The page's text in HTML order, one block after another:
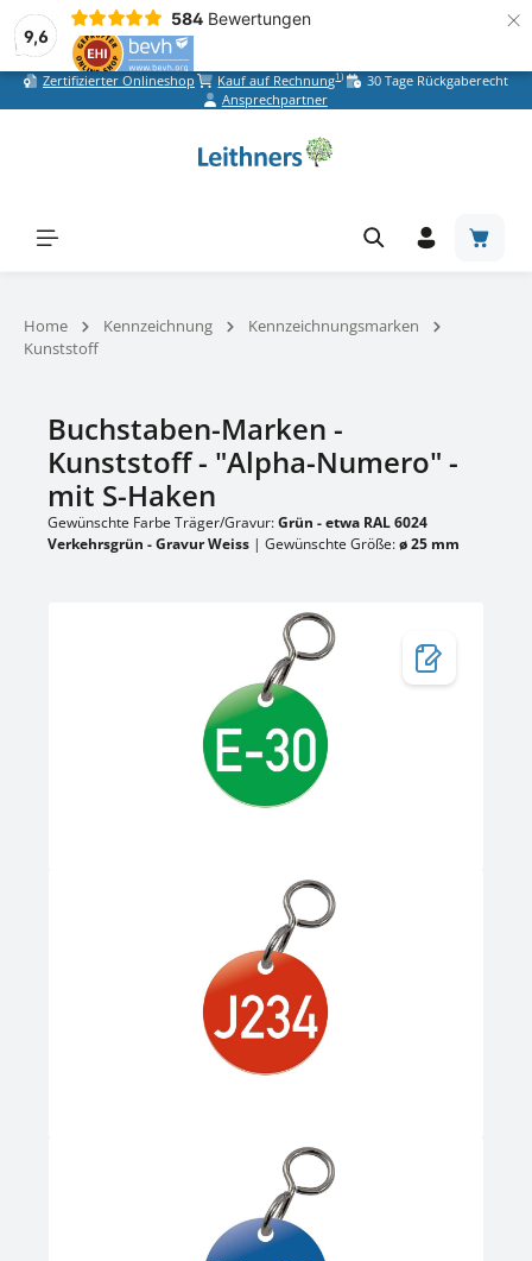
9,6
584 Bewertungen ×
Zum Hauptinhalt springen
Zertifizierter Onlineshop Kauf auf Rechnung1)
30 Tage Rückgaberecht
Ansprechpartner
Home Kennzeichnung
Kennzeichnungsmarken
Kunststoff
Buchstaben-Marken -
Kunststoff - "Alpha-Numero" -
mit S-Haken
Gewünschte Farbe Träger/Gravur:Grün - etwa RAL 6024
Verkehrsgrün - Gravur Weiss | Gewünschte Größe:ø 25 mm